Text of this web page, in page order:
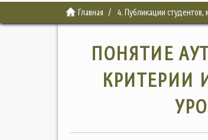
Главная 4. Публикации студентов,
ПОНЯТИЕ
КРИТЕРИИ